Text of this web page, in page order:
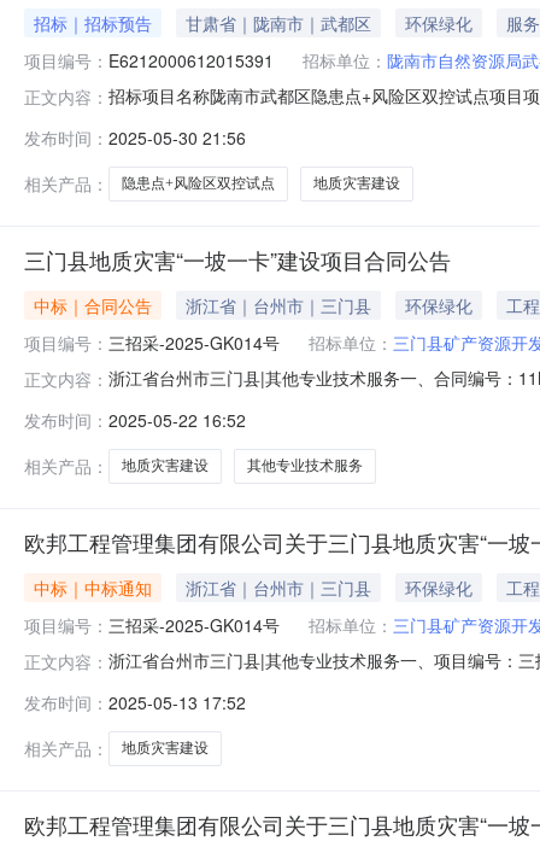
招标｜招标预告 甘肃省｜陇南市｜武都区 环保绿化
服务
项目编号： E6212000612015391 招标单位： 陇南市自然资源局
正文内容： 招标项目名称陇南市武都区隐患点+风险区双控试点项目
元）480.000000是否远程异地否招标组织形式招标内容
发布时间： 2025-05-30 21:56
相关产品：
隐患点+风险区双控试点 地质灾害建设
三门县地质灾害“一坡一卡”建设项目合同公告
中标｜合同公告 浙江省｜台州市｜三门县 环保绿化
工程
项目编号： 三招采-2025-GK014号 招标单位： 三门县矿产资源开
正文内容： 浙江省台州市三门县|其他专业技术服务一、合同编号：
（乙方）：浙江有色地勘集团有限公司地址：浙江省绍
发布时间： 2025-05-22 16:52
相关产品：
地质灾害建设 其他专业技术服务
欧邦工程管理集团有限公司关于三门县地质灾害“一
中标｜中标通知 浙江省｜台州市｜三门县 环保绿化
工程
项目编号： 三招采-2025-GK014号 招标单位： 三门县矿产资源开
正文内容： 浙江省台州市三门县|其他专业技术服务一、项目编号：
标的信息：序号标项名称标的名称服务范围服务要求服
在中标后
发布时间： 2025-05-13 17:52
相关产品：
地质灾害建设
欧邦工程管理集团有限公司关于三门县地质灾害“一